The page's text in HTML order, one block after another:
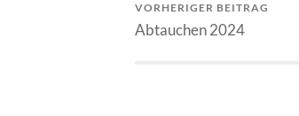
VORHERIGER BEITRAG
Abtauchen 2024